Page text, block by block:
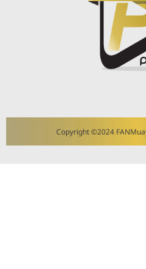
Copyright ©2024